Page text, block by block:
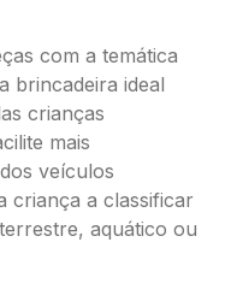
com a temática
brincadeira ideal
crianças
mais
veículos
criança a classificar
aquático ou